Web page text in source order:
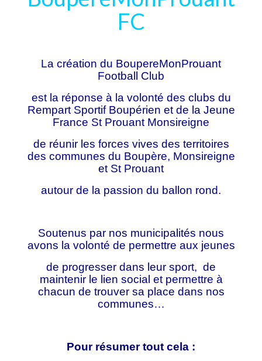
FC
La création du BoupereMonProuant
Football Club
est la réponse à la volonté des clubs du
Rempart Sportif Boupérien et de la Jeune
France St Prouant Monsireigne
de réunir les forces vives des territoires
des communes du Boupère, Monsireigne
et St Prouant
autour de la passion du ballon rond.
Soutenus par nos municipalités nous
avons la volonté de permettre aux jeunes
de progresser dans leur sport, de
maintenir le lien social et permettre à
chacun de trouver sa place dans nos
communes…
Pour résumer tout cela :